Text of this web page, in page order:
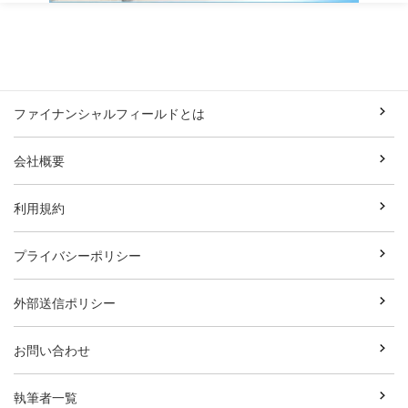
ファイナンシャルフィールドとは
会社概要
利用規約
プライバシーポリシー
外部送信ポリシー
お問い合わせ
執筆者一覧